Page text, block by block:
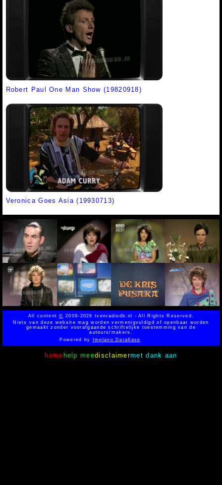
Robert Paul One Man Show (19820918)
Veronica Goes Asia (19930713)
All content© 2009-2026 tvenradiodb.nl - All Rights Reserved.
Niets van deze website mag worden vermenigvuldigd of openbaar worden
gemaakt zonder voorafgaande schriftelijke toestemming van de
auteurs/makers.
Powered byImplano Data6ase
home help meedisclaimermet dank aan